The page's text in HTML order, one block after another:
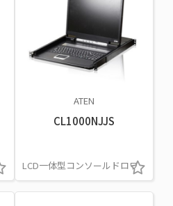
ATEN
CL1000NJJS
LCD一体型コンソールドロワ